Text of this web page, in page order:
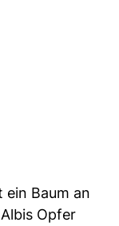
Baum an
Opfer